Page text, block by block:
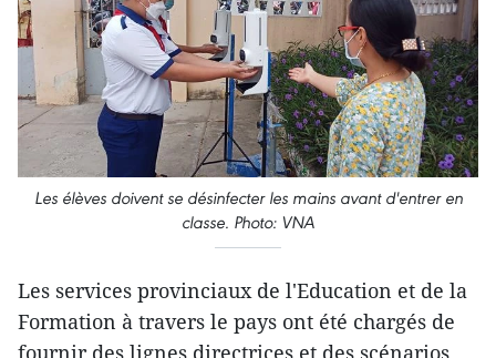
Les élèves doivent se désinfecter les mains avant d'entrer en
classe. Photo: VNA
Les services provinciaux de l'Education et de la
Formation à travers le pays ont été chargés de